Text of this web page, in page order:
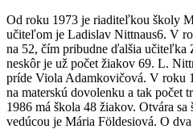
Od roku 1973 je riaditeľkou školy
učiteľom je Ladislav Nittnaus6. V
na 52, čím pribudne ďalšia
neskôr je už počet žiakov 69. L.
príde Viola Adamkovičová. V roku
na materskú dovolenku a tak počet
1986 má škola 48 žiakov. Otvára
vedúcou je Mária Földesiová. O